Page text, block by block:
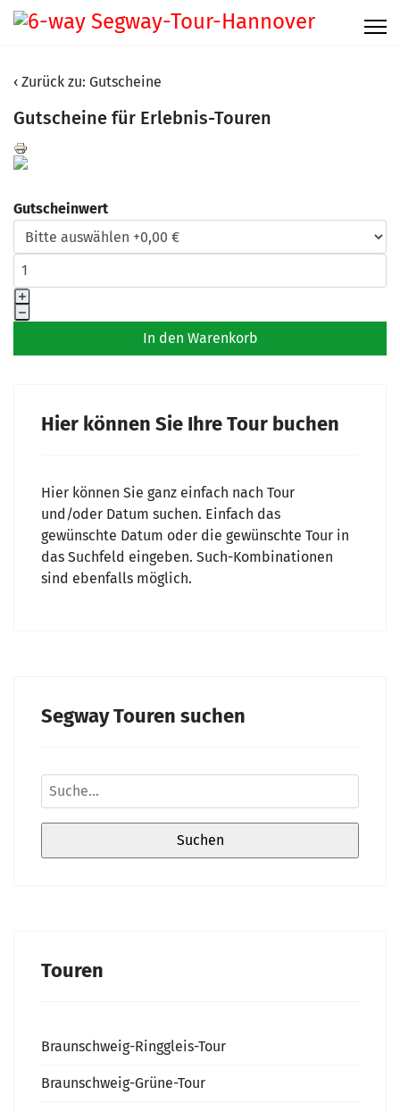
Zurück zu: Gutscheine
Gutscheine für Erlebnis-Touren
Gutscheinwert
Hier können Sie Ihre Tour buchen
Hier können Sie ganz einfach nach Tour
und/oder Datum suchen. Einfach das
gewünschte Datum oder die gewünschte Tour in
das Suchfeld eingeben. Such-Kombinationen
sind ebenfalls möglich.
Segway Touren suchen
Touren
Braunschweig-Ringgleis-Tour
Braunschweig-Grüne-Tour